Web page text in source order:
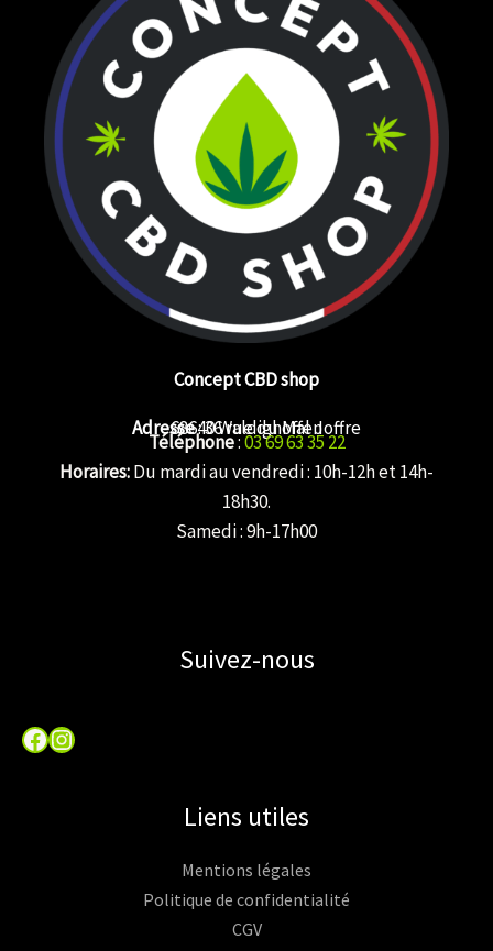
Concept CBD shop
Adresse: 36 rue du Mal Joffre
68640 Waldighoffen
Téléphone:03 69 63 35 22
Horaires:Du mardi au vendredi : 10h-12h et 14h-
18h30.
Samedi : 9h-17h00
Suivez-nous
Facebook
Instagram
Liens utiles
Mentions légales
Politique de confidentialité
CGV